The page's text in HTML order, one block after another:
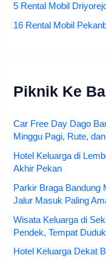
5 Rental Mobil
16 Rental Mobil
Piknik Ke
Car Free Day Dago
Minggu Pagi, Rute,
Hotel Keluarga di
Akhir Pekan
Parkir Braga Bandung
Jalur Masuk Paling
Wisata Keluarga di
Pendek, Tempat
Hotel Keluarga Dekat